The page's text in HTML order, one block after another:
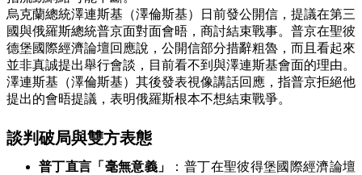
烏克蘭總統澤連斯基（澤倫斯基）日前發公開信，提議在第三
國與俄羅斯總統普京面對面會晤，商討結束戰事。普京在聖彼
德堡國際經濟論壇回應說，公開信部分措辭粗魯，而且看起來
並非真誠提出舉行會談，目前看不到與澤連斯基會面的理由。
澤連斯基（澤倫斯基）其後發表視像講話回應，指普京拒絕他
提出的會晤提議，表明俄羅斯根本不想結束戰爭。
談判破局與雙方表態
普丁直言「毫無意義」
：普丁在聖彼得堡國際經濟論壇